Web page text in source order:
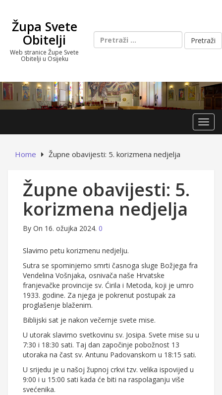
contentŽupa Svete
Obitelji
Web stranice Župe Svete
Obitelji u Osijeku
Pretraži:
Home Župne obavijesti: 5. korizmena nedjelja
Župne obavijesti: 5.
korizmena nedjelja
By On 16. ožujka 2024. 0
Slavimo petu korizmenu nedjelju.
Sutra se spominjemo smrti časnoga sluge Božjega fra
Vendelina Vošnjaka, osnivača naše Hrvatske
franjevačke provincije sv. Ćirila i Metoda, koji je umro
1933. godine. Za njega je pokrenut postupak za
proglašenje blaženim.
Biblijski sat je nakon večernje svete mise.
U utorak slavimo svetkovinu sv. Josipa. Svete mise su u
7:30 i 18:30 sati. Taj dan započinje pobožnost 13
utoraka na čast sv. Antunu Padovanskom u 18:15 sati.
U srijedu je u našoj župnoj crkvi tzv. velika ispovijed u
9:00 i u 15:00 sati kada će biti na raspolaganju više
svećenika.